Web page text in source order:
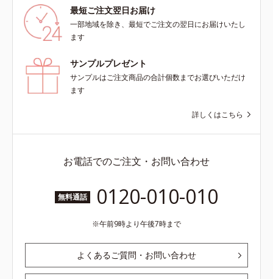
最短ご注文翌日お届け
一部地域を除き、最短でご注文の翌日にお届けいたし
ます
サンプルプレゼント
サンプルはご注文商品の合計個数までお選びいただけ
ます
詳しくはこちら
お電話でのご注文・お問い合わせ
無料通話 0120-010-010
午前9時より午後7時まで
よくあるご質問・お問い合わせ